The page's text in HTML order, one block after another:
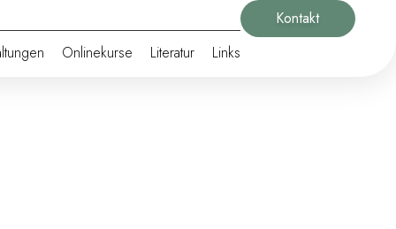
Onlinekurse Literatur Links
Kontakt